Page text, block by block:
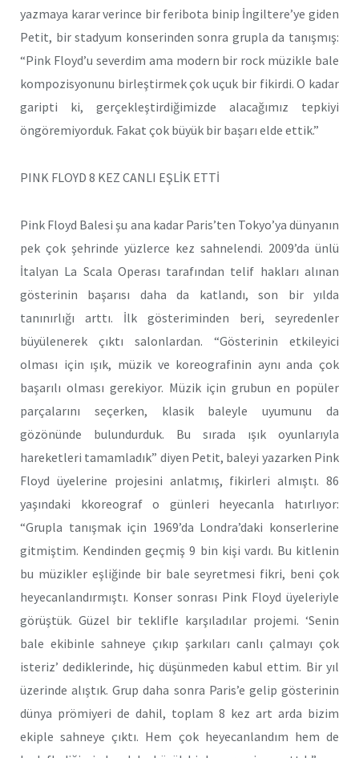
yazmaya karar verince bir feribota binip İngiltere’ye giden
Petit, bir stadyum konserinden sonra grupla da tanışmış:
“Pink Floyd’u severdim ama modern bir rock müzikle bale
kompozisyonunu birleştirmek çok uçuk bir fikirdi. O kadar
garipti ki, gerçekleştirdiğimizde alacağımız tepkiyi
öngöremiyorduk. Fakat çok büyük bir başarı elde ettik.”
PINK FLOYD 8 KEZ CANLI EŞLİK ETTİ
Pink Floyd Balesi şu ana kadar Paris’ten Tokyo’ya dünyanın
pek çok şehrinde yüzlerce kez sahnelendi. 2009’da ünlü
İtalyan La Scala Operası tarafından telif hakları alınan
gösterinin başarısı daha da katlandı, son bir yılda
tanınırlığı arttı. İlk gösteriminden beri, seyredenler
büyülenerek çıktı salonlardan. “Gösterinin etkileyici
olması için ışık, müzik ve koreografinin aynı anda çok
başarılı olması gerekiyor. Müzik için grubun en popüler
parçalarını seçerken, klasik baleyle uyumunu da
gözönünde bulundurduk. Bu sırada ışık oyunlarıyla
hareketleri tamamladık” diyen Petit, baleyi yazarken Pink
Floyd üyelerine projesini anlatmış, fikirleri almıştı. 86
yaşındaki kkoreograf o günleri heyecanla hatırlıyor:
“Grupla tanışmak için 1969’da Londra’daki konserlerine
gitmiştim. Kendinden geçmiş 9 bin kişi vardı. Bu kitlenin
bu müzikler eşliğinde bir bale seyretmesi fikri, beni çok
heyecanlandırmıştı. Konser sonrası Pink Floyd üyeleriyle
görüştük. Güzel bir teklifle karşıladılar projemi. ‘Senin
bale ekibinle sahneye çıkıp şarkıları canlı çalmayı çok
isteriz’ dediklerinde, hiç düşünmeden kabul ettim. Bir yıl
üzerinde alıştık. Grup daha sonra Paris’e gelip gösterinin
dünya prömiyeri de dahil, toplam 8 kez art arda bizim
ekiple sahneye çıktı. Hem çok heyecanlandım hem de